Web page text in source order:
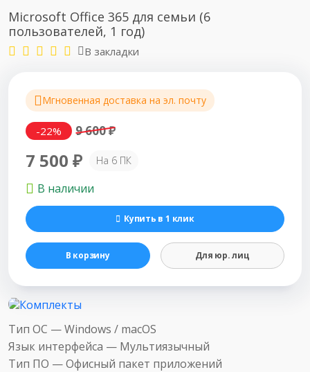
Microsoft Office 365 для семьи (6
пользователей, 1 год)
В закладки
Тип ОС —Windows / macOS
Язык интерфейса — Мультиязычный
Тип ПО —Офисный пакет приложений
Мгновенная доставка на эл. почту
-22% 9 600 ₽
7 500 ₽ На 6 ПК
В наличии
Купить в 1 клик
В корзину Для юр. лиц